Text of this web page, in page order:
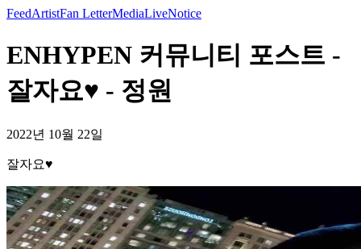
FeedArtistFan LetterMediaLiveNotice
ENHYPEN 커뮤니티 포스트 -
잘자요♥️ - 정원
2022년 10월 22일
잘자요♥️